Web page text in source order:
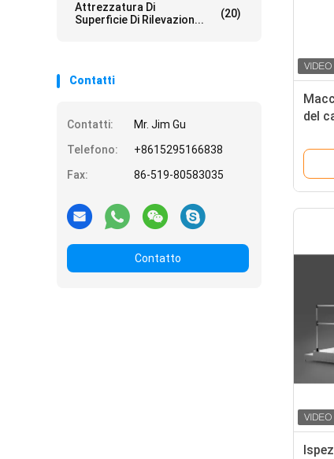
Attrezzatura Di
Superficie Di Rilevazion...
(20)
Contatti
Contatti:
Mr. Jim Gu
Telefono:
+8615295166838
Fax:
86-519-80583035
Contatto
del